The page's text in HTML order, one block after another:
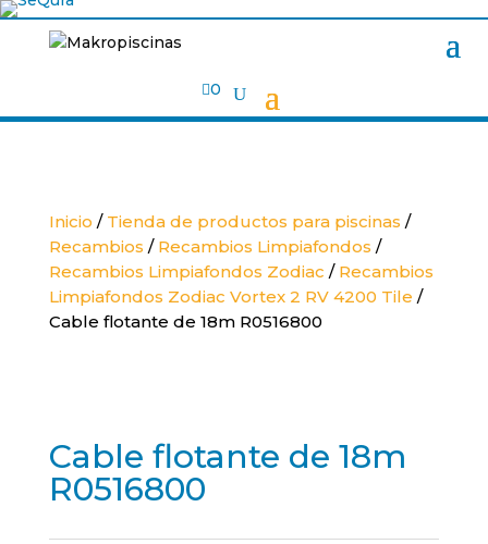
0
Inicio / Tienda de productos para piscinas /
Recambios / Recambios Limpiafondos /
Recambios Limpiafondos Zodiac / Recambios
Limpiafondos Zodiac Vortex 2 RV 4200 Tile /
Cable flotante de 18m R0516800
Cable flotante de 18m
R0516800